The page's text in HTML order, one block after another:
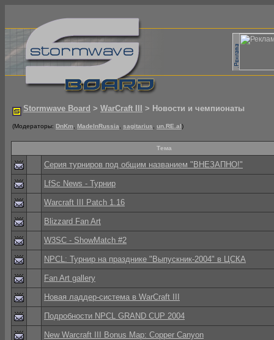
Stormwave Board > WarCraft III > Новости и чемпионаты
(Модераторы: DnKm MadeInRussia sagitarius un.RE.al)
Тема
Серия турниров под общим названием "ВНЕЗАПНО!"
LfSc News - Турнир
Warcraft III Patch 1.16
Blizzard Fan Art
W3SC - ShowMatch #2
NPCL: Турнир на празднике "Выпускник-2004" в ЦСКА
Fan Art gallery
Новая ладдер-система в WarCraft III
Подробности NPCL GRAND CUP 2004
New Warcraft III Bonus Map: Copper Canyon